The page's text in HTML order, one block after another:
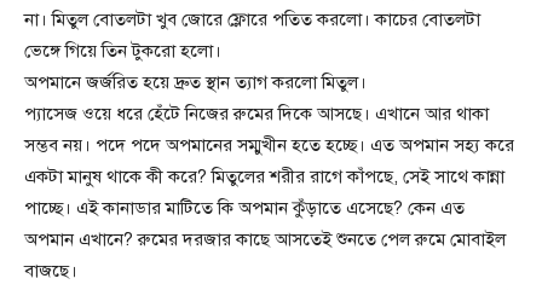
না। মিতুল বোতলটা খুব জোরে ফ্লোরে পতিত করলো। কাচের বোতলটা
ভেঙ্গে গিয়ে তিন টুকরো হলো।
অপমানে জর্জরিত হয়ে দ্রুত স্থান ত্যাগ করলো মিতুল।
প্যাসেজ ওয়ে ধরে হেঁটে নিজের রুমের দিকে আসছে। এখানে আর থাকা
সম্ভব নয়। পদে পদে অপমানের সম্মুখীন হতে হচ্ছে। এত অপমান সহ্য করে
একটা মানুষ থাকে কী করে? মিতুলের শরীর রাগে কাঁপছে, সেই সাথে কান্না
পাচ্ছে। এই কানাডার মাটিতে কি অপমান কুঁড়াতে এসেছে? কেন এত
অপমান এখানে? রুমের দরজার কাছে আসতেই শুনতে পেল রুমে মোবাইল
বাজছে।